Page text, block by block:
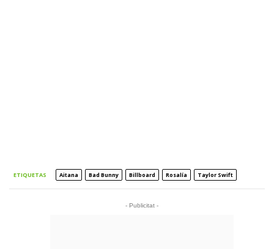
ETIQUETAS Aitana Bad Bunny Billboard Rosalía Taylor Swift
- Publicitat -